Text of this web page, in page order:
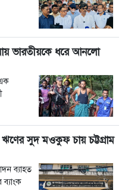
ভারতীয়কে ধরে আনলো
ঋণের সুদ মওকুফ চায় চট্টগ্রাম
ব্যাহত
ব্যাংক